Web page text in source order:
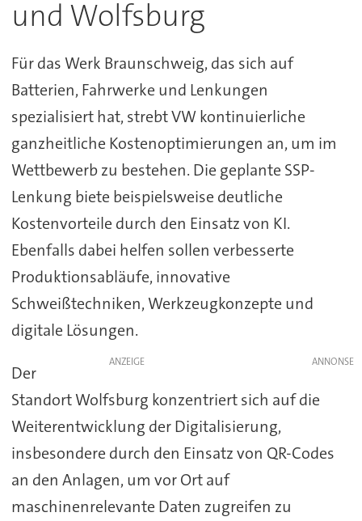
und Wolfsburg
Für das Werk Braunschweig, das sich auf
Batterien, Fahrwerke und Lenkungen
spezialisiert hat, strebt VW kontinuierliche
ganzheitliche Kostenoptimierungen an, um im
Wettbewerb zu bestehen. Die geplante SSP-
Lenkung biete beispielsweise deutliche
Kostenvorteile durch den Einsatz von KI.
Ebenfalls dabei helfen sollen verbesserte
Produktionsabläufe, innovative
Schweißtechniken, Werkzeugkonzepte und
digitale Lösungen.
ANZEIGE
Der
Standort Wolfsburg konzentriert sich auf die
Weiterentwicklung der Digitalisierung,
insbesondere durch den Einsatz von QR-Codes
an den Anlagen, um vor Ort auf
maschinenrelevante Daten zugreifen zu